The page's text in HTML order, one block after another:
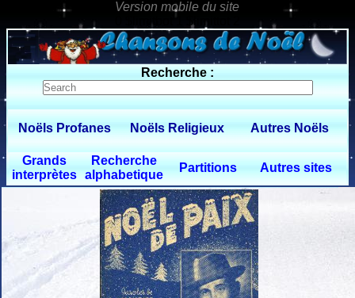
0 $limitbot 1 $limittot 2
Recherche :
Noëls Profanes Noëls Religieux Autres Noëls
Grands
interprètes
Recherche
alphabetique
Partitions Autres sites